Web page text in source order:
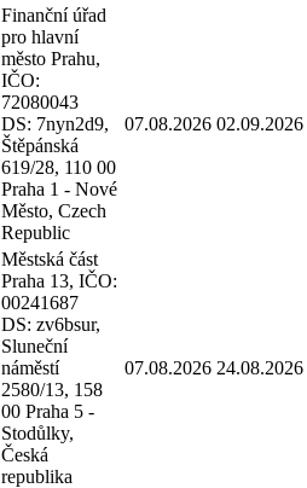
Finanční úřad
pro hlavní
město Prahu,
IČO:
72080043
DS: 7nyn2d9,
Štěpánská
619/28, 110 00
Praha 1 - Nové
Město, Czech
Republic
07.08.2026 02.09.2026
Městská část
Praha 13, IČO:
00241687
DS: zv6bsur,
Sluneční
náměstí
2580/13, 158
00 Praha 5 -
Stodůlky,
Česká
republika
07.08.2026 24.08.2026